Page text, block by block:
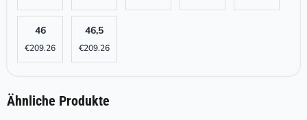
46
€209.26
46,5
€209.26
Ähnliche Produkte